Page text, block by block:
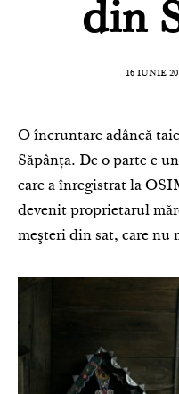
din
16 IUNIE
O încruntare adâncă
Săpânţa. De o parte e
care a înregistrat la
devenit proprietarul
meşteri din sat, care nu